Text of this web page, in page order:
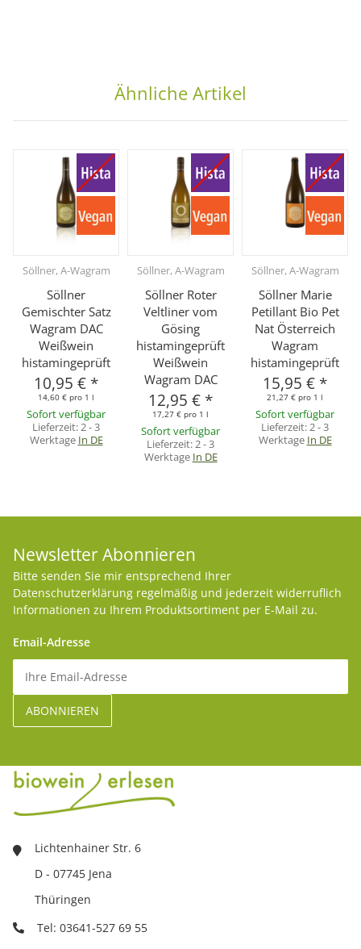
Ähnliche Artikel
Söllner, A-Wagram
Söllner
Gemischter Satz
Wagram DAC
Weißwein
histamingeprüft
10,95 € *
14,60 € pro 1 l
Sofort verfügbar
Lieferzeit:2 - 3
Werktage In DE
Söllner, A-Wagram
Söllner Roter
Veltliner vom
Gösing
histamingeprüft
Weißwein
Wagram DAC
12,95 € *
17,27 € pro 1 l
Sofort verfügbar
Lieferzeit:2 - 3
Werktage In DE
Söllner, A-Wagram
Söllner Marie
Petillant Bio Pet
Nat Österreich
Wagram
histamingeprüft
15,95 € *
21,27 € pro 1 l
Sofort verfügbar
Lieferzeit:2 - 3
Werktage In DE
Newsletter Abonnieren
Bitte senden Sie mir entsprechend Ihrer
Datenschutzerklärung regelmäßig und jederzeit widerruflich
Informationen zu Ihrem Produktsortiment per E-Mail zu.
Email-Adresse
Lichtenhainer Str. 6
D - 07745 Jena
Thüringen
Tel: 03641-527 69 55